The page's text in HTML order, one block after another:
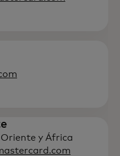
y África